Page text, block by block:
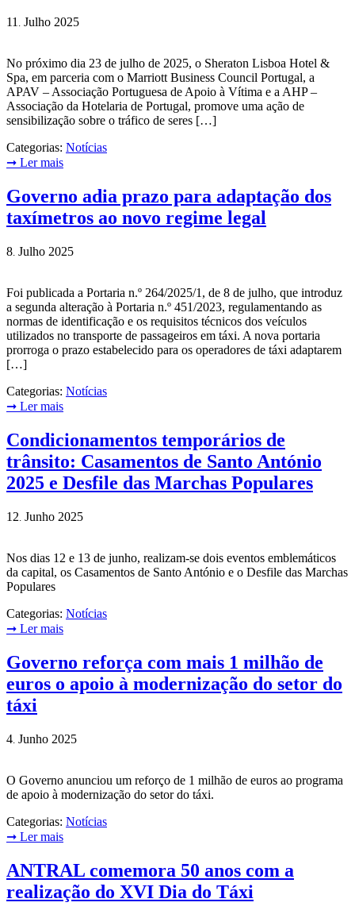
11 . Julho 2025
No próximo dia 23 de julho de 2025, o Sheraton Lisboa Hotel &
Spa, em parceria com o Marriott Business Council Portugal, a
APAV – Associação Portuguesa de Apoio à Vítima e a AHP –
Associação da Hotelaria de Portugal, promove uma ação de
sensibilização sobre o tráfico de seres […]
Categorias: Notícias
➞ Ler mais
Governo adia prazo para adaptação dos
taxímetros ao novo regime legal
8. Julho 2025
Foi publicada a Portaria n.º 264/2025/1, de 8 de julho, que introduz
a segunda alteração à Portaria n.º 451/2023, regulamentando as
normas de identificação e os requisitos técnicos dos veículos
utilizados no transporte de passageiros em táxi. A nova portaria
prorroga o prazo estabelecido para os operadores de táxi adaptarem
[…]
Categorias: Notícias
➞ Ler mais
Condicionamentos temporários de
trânsito: Casamentos de Santo António
2025 e Desfile das Marchas Populares
12 Junho 2025
Nos dias 12 e 13 de junho, realizam-se dois eventos emblemáticos
da capital, os Casamentos de Santo António e o Desfile das Marchas
Populares
Categorias: Notícias
➞ Ler mais
Governo reforça com mais 1 milhão de
euros o apoio à modernização do setor do
táxi
4 Junho 2025
O Governo anunciou um reforço de 1 milhão de euros ao programa
de apoio à modernização do setor do táxi.
Categorias: Notícias
➞ Ler mais
ANTRAL comemora 50 anos com a
realização do XVI Dia do Táxi